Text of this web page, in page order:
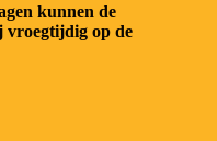
kunnen de
vroegtijdig op de